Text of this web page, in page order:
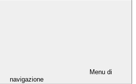
Menu di
navigazione